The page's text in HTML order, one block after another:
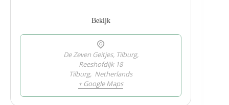
Bekijk
De Zeven Geitjes, Tilburg,
Reeshofdijk 18
Tilburg, Netherlands
+ Google Maps